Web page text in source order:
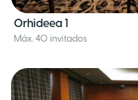
Orhideea 1
Máx. 40 invitados